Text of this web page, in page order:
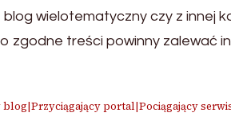
wielotematyczny czy z innej
zgodne treści powinny zalewać
portal|Pociągający